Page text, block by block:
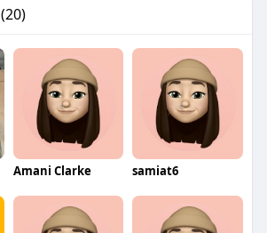
(20)
Amani Clarke samiat6